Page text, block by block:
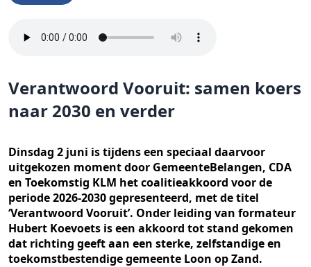
Verantwoord Vooruit: samen koers
naar 2030 en verder
Dinsdag 2 juni is tijdens een speciaal daarvoor
uitgekozen moment door GemeenteBelangen, CDA
en Toekomstig KLM het coalitieakkoord voor de
periode 2026-2030 gepresenteerd, met de titel
‘Verantwoord Vooruit’. Onder leiding van formateur
Hubert Koevoets is een akkoord tot stand gekomen
dat richting geeft aan een sterke, zelfstandige en
toekomstbestendige gemeente Loon op Zand.